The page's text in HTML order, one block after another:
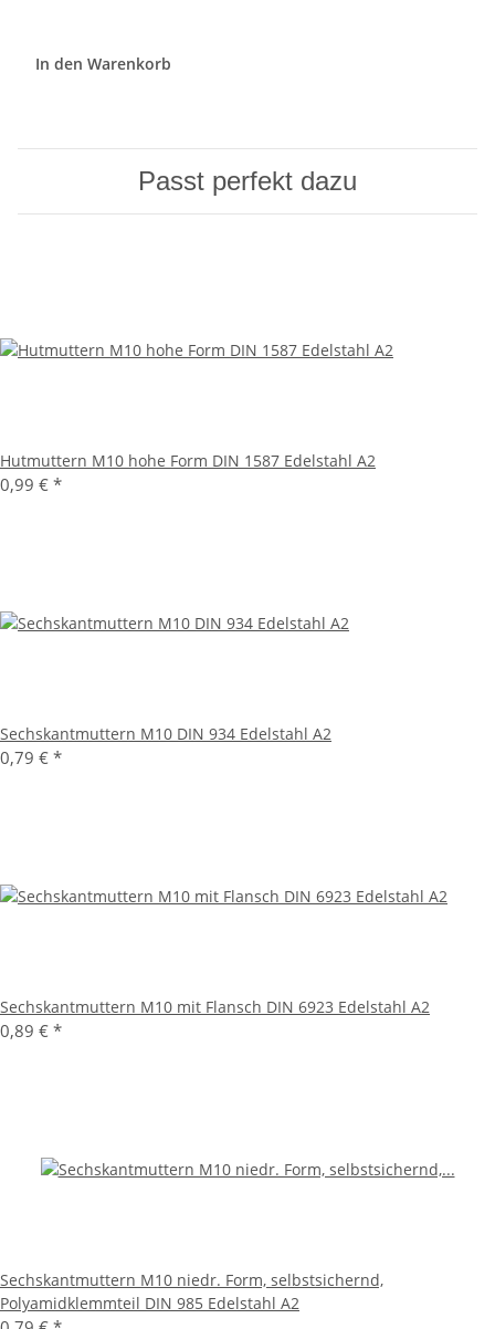
In den Warenkorb
Passt perfekt dazu
Hutmuttern M10 hohe Form DIN 1587 Edelstahl A2
0,99 € *
Sechskantmuttern M10 DIN 934 Edelstahl A2
0,79 € *
Sechskantmuttern M10 mit Flansch DIN 6923 Edelstahl A2
0,89 € *
Sechskantmuttern M10 niedr. Form, selbstsichernd,
Polyamidklemmteil DIN 985 Edelstahl A2